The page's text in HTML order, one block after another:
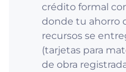
crédito formal
donde tu ahorro
recursos se
(tarjetas para
de obra